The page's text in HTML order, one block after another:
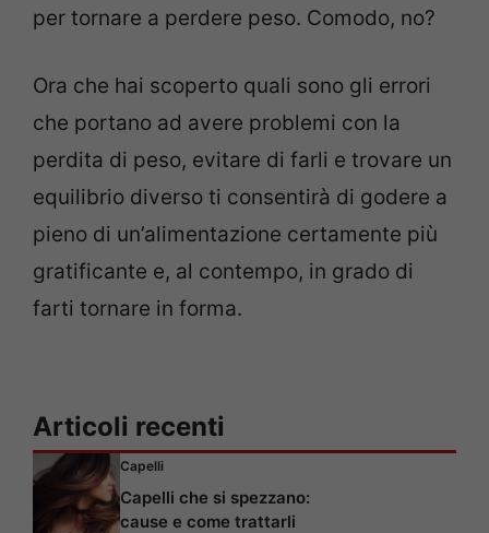
per tornare a perdere peso. Comodo, no?
Ora che hai scoperto quali sono gli errori
che portano ad avere problemi con la
perdita di peso, evitare di farli e trovare un
equilibrio diverso ti consentirà di godere a
pieno di un’alimentazione certamente più
gratificante e, al contempo, in grado di
farti tornare in forma.
Articoli recenti
Capelli
Capelli che si spezzano:
cause e come trattarli